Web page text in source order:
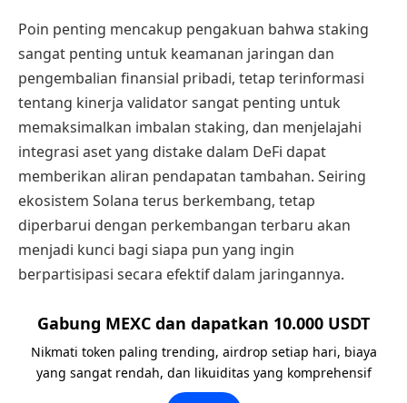
Poin penting mencakup pengakuan bahwa staking
sangat penting untuk keamanan jaringan dan
pengembalian finansial pribadi, tetap terinformasi
tentang kinerja validator sangat penting untuk
memaksimalkan imbalan staking, dan menjelajahi
integrasi aset yang distake dalam DeFi dapat
memberikan aliran pendapatan tambahan. Seiring
ekosistem Solana terus berkembang, tetap
diperbarui dengan perkembangan terbaru akan
menjadi kunci bagi siapa pun yang ingin
berpartisipasi secara efektif dalam jaringannya.
Gabung MEXC dan dapatkan 10.000 USDT
Nikmati token paling trending, airdrop setiap hari, biaya
yang sangat rendah, dan likuiditas yang komprehensif